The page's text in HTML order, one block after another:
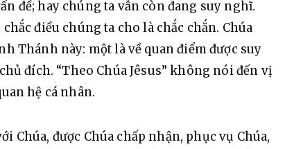
đề; hay chúng ta vẫn còn đang suy nghĩ.
điều chúng ta cho là chắc chắn. Chúa
Thánh này: một là về quan điểm được suy
đích. “Theo Chúa Jêsus” không nói đến vị
hệ cá nhân.
Chúa, được Chúa chấp nhận, phục vụ Chúa,